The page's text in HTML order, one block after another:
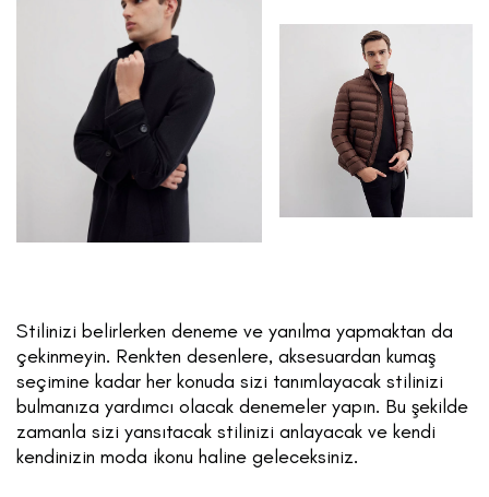
Stilinizi belirlerken deneme ve yanılma yapmaktan da
çekinmeyin. Renkten desenlere, aksesuardan kumaş
seçimine kadar her konuda sizi tanımlayacak stilinizi
bulmanıza yardımcı olacak denemeler yapın. Bu şekilde
zamanla sizi yansıtacak stilinizi anlayacak ve kendi
kendinizin moda ikonu haline geleceksiniz.